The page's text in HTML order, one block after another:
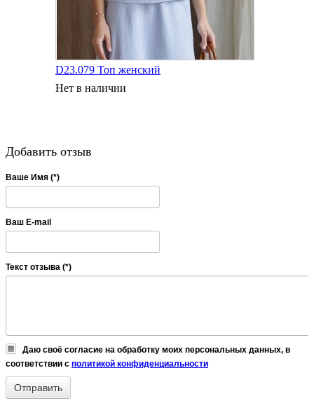
D23.079 Топ женский
Нет в наличии
Добавить отзыв
Ваше Имя (*)
Ваш E-mail
Текст отзыва (*)
Даю своё согласие на обработку моих персональных данных, в
соответствии с политикой конфиденциальности